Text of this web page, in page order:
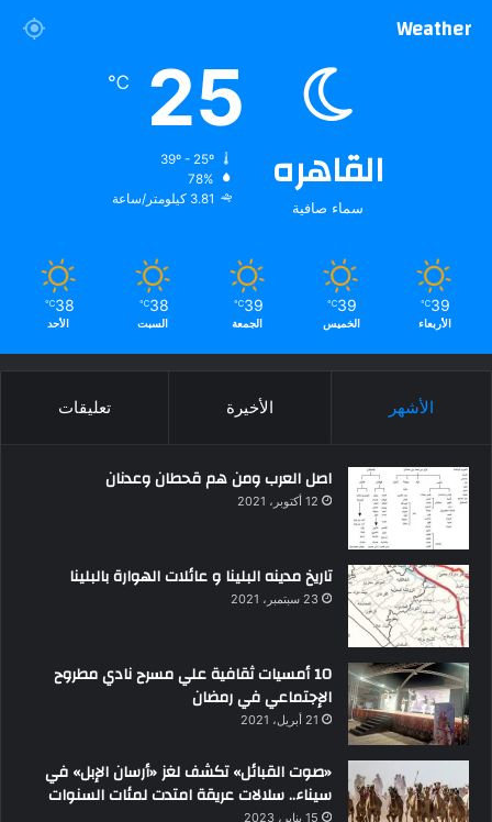
Weather
القاهره
سماء صافية
25
℃
78%
3.81 كيلومتر/ساعة
39
℃
الأربعاء
39
℃
الخميس
39
℃
الجمعة
38
℃
السبت
38
℃
الأحد
الأشهر الأخيرة تعليقات
اصل العرب ومن هم قحطان وعدنان
12 أكتوبر، 2021
تاريخ مدينه البلينا و عائلات الهوارة بالبلينا
23 سبتمبر، 2021
10 أمسيات ثقافية علي مسرح نادي مطروح
الإجتماعي في رمضان
21 أبريل، 2021
«صوت القبائل» تكشف لغز «أرسان الإبل» في
سيناء.. سلالات عريقة امتدت لمئات السنوات
15 يناير، 2023